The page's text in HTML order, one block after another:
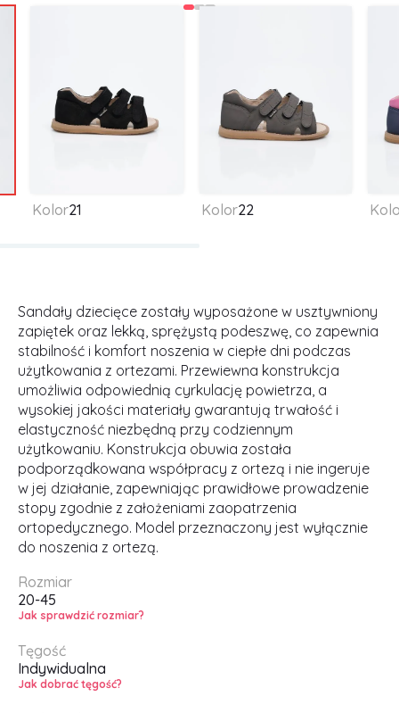
Kolor21 Kolor22
Sandały dziecięce zostały wyposażone w usztywniony
zapiętek oraz lekką, sprężystą podeszwę, co zapewnia
stabilność i komfort noszenia w ciepłe dni podczas
użytkowania z ortezami. Przewiewna konstrukcja
umożliwia odpowiednią cyrkulację powietrza, a
wysokiej jakości materiały gwarantują trwałość i
elastyczność niezbędną przy codziennym
użytkowaniu. Konstrukcja obuwia została
podporządkowana współpracy z ortezą i nie ingeruje
w jej działanie, zapewniając prawidłowe prowadzenie
stopy zgodnie z założeniami zaopatrzenia
ortopedycznego. Model przeznaczony jest wyłącznie
do noszenia z ortezą.
Rozmiar
20-45
Jak sprawdzić rozmiar?
Tęgość
Indywidualna
Jak dobrać tęgość?